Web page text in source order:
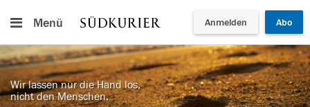
Menü Anmelden Abo
Wir lassen nur die Hand los,
nicht den Menschen.